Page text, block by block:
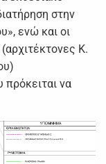
στην
ενώ και οι
Κ.
πρόκειται να